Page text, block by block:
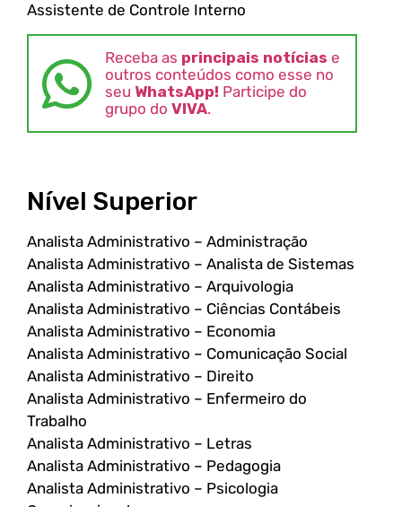
Assistente de Controle Interno
Receba as principais notícias e
outros conteúdos como esse no
seu WhatsApp! Participe do
grupo do VIVA.
Nível Superior
Analista Administrativo – Administração
Analista Administrativo – Analista de Sistemas
Analista Administrativo – Arquivologia
Analista Administrativo – Ciências Contábeis
Analista Administrativo – Economia
Analista Administrativo – Comunicação Social
Analista Administrativo – Direito
Analista Administrativo – Enfermeiro do
Trabalho
Analista Administrativo – Letras
Analista Administrativo – Pedagogia
Analista Administrativo – Psicologia